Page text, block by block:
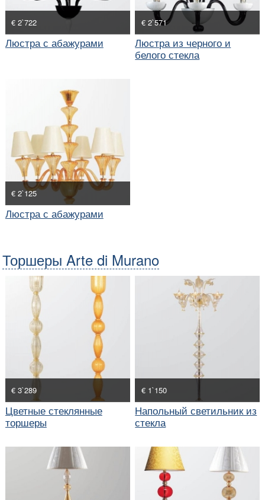
€ 2`722
Люстра с абажурами
€ 2`571
Люстра из черного и
белого стекла
€ 2`125
Люстра с абажурами
Торшеры Arte di Murano
€ 3`289
Цветные стеклянные
торшеры
€ 1`150
Напольный светильник из
стекла